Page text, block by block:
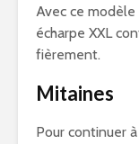
Avec ce modèle
écharpe XXL
fièrement.
Mitaines
Pour continuer